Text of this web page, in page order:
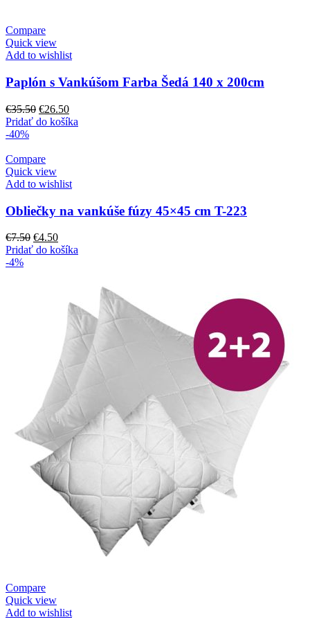
Compare
Quick view
Add to wishlist
Paplón s Vankúšom Farba Šedá 140 x 200cm
€35.50 Pôvodná
cena
€26.50Aktuálna
cena
Pridať do košíka
-40%
Compare
Quick view
Add to wishlist
Obliečky na vankúše fúzy 45×45 cm T-223
€7.50 Pôvodná
cena
€4.50Aktuálna
cena
Pridať do košíka
-4%
Compare
Quick view
Add to wishlist